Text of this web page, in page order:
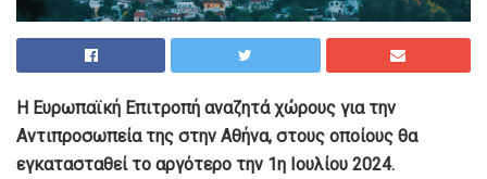
Η Ευρωπαϊκή Επιτροπή αναζητά χώρους για την
Αντιπροσωπεία της στην Αθήνα, στους οποίους θα
εγκατασταθεί το αργότερο την 1η Ιουλίου 2024.